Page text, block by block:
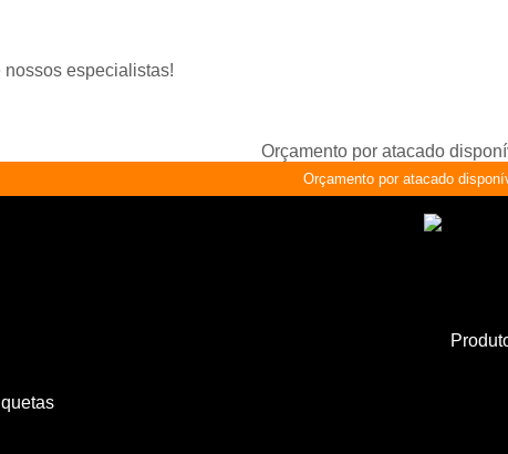
nossos especialistas!
Orçamento por atacado
Orçamento por atacado